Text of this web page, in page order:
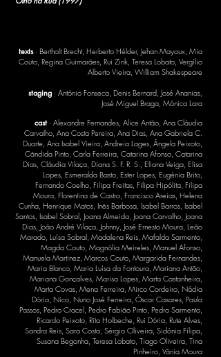
texts · Bertholt Brecht, Herberto Hélder, Jehan Mayoux, Mia
Couto, Regina Guimarães, Rui Zink, Teresa Lobato, Vergílio
Alberto Vieira, William Shakespeare
staging · António Fonseca, Denis Bernard, José Ananias,
José Miguel Braga, Mónica Lara
cast· Alexandre Fernandes, Alice Antão, Ana Cláudia
Carvalho, Ana Costa Pereira, Ana Dias, Ana Gabriela C.
Duarte, Ana Isabel Vieira, Andreia Lages, Ângela Peixoto,
Cândida Pinto, Carla Ferreira, Catarina Afonso, Catarina
Dias, Cláudia Vilaça, Diana S. F. R. S., Eliana Veiga, Elisa
Lopes, Esmeralda Basto, Ester Lopes, Eugénia Brito,
Fernando Coelho, Filipa Freitas, Filipa Hipólita, Filipa
Moura, Florentina de Castro, Francisco Areias, Helena
Cunha, Henrique Matos, Inês Barbosa, Isabel Barros, Isabel
Santos, Isabel Sobral, Joana Almeida, Joana Carvalho, Joana
Dias, João André Vilaça, Johnny, José Ernesto Moura, Leão
Marado, Luísa Sobral, Madalena Reis, Mafalda Sarmento,
Magda Couto, Magnólia Meireles, Manuel Afonso,
Manuela Martinez, Marcos Couto, Margarida Fernandes,
Maria Blanco, Maria Luísa da Fontoura, Mariana Antão,
Mariana Gonçalves, Marisa Lopes, Marta Castanheira,
Marta Covas, Mena Ferreira, Mirco Cordeiro, Nádia
Dória, Nico, Nuno José Ferreira, Óscar Casares, Paula
Passos, Pedro Cracel, Pedro Fabião Pinto, Pedro Sarmento,
Ricardo Peixoto, Rita Holbeche, Rui Dória, Rute Alves,
Sandra Reis, Sara Costa, Sérgio Oliveira, Sidónia Filipa,
Susana Begonha, Teresa Lobato, Tiago Oliveira, Tina
Pinheiro, Vânia Moura